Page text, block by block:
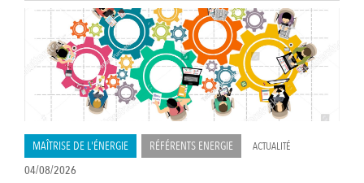
MAÎTRISE DE L'ÉNERGIE RÉFÉRENTS ENERGIE ACTUALITÉ
04/08/2026